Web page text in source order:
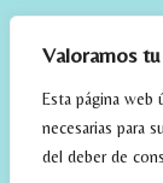
Valoramos
Esta página web
necesarias para
del deber de